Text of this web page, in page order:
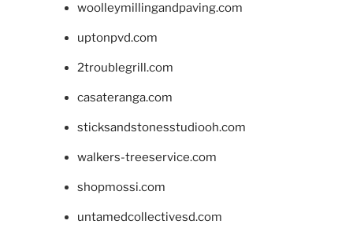
woolleymillingandpaving.com
uptonpvd.com
2troublegrill.com
casateranga.com
sticksandstonesstudiooh.com
walkers-treeservice.com
shopmossi.com
untamedcollectivesd.com